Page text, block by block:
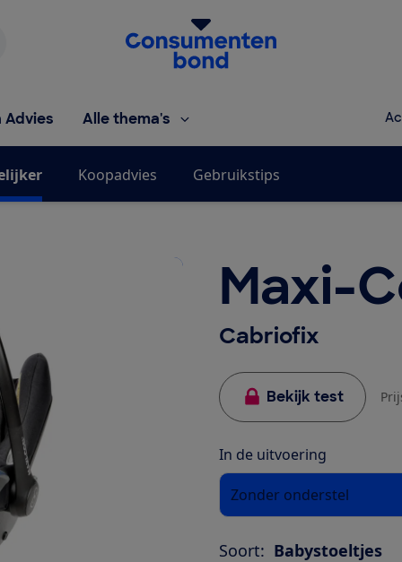
Homepage van de Consumentenbond
Advies Alle thema's
Koopadvies Gebruikstips
Maxi-
Cabriofix
Bekijk test
In de uitvoering
Zonder onderstel
Soort: Babystoeltjes